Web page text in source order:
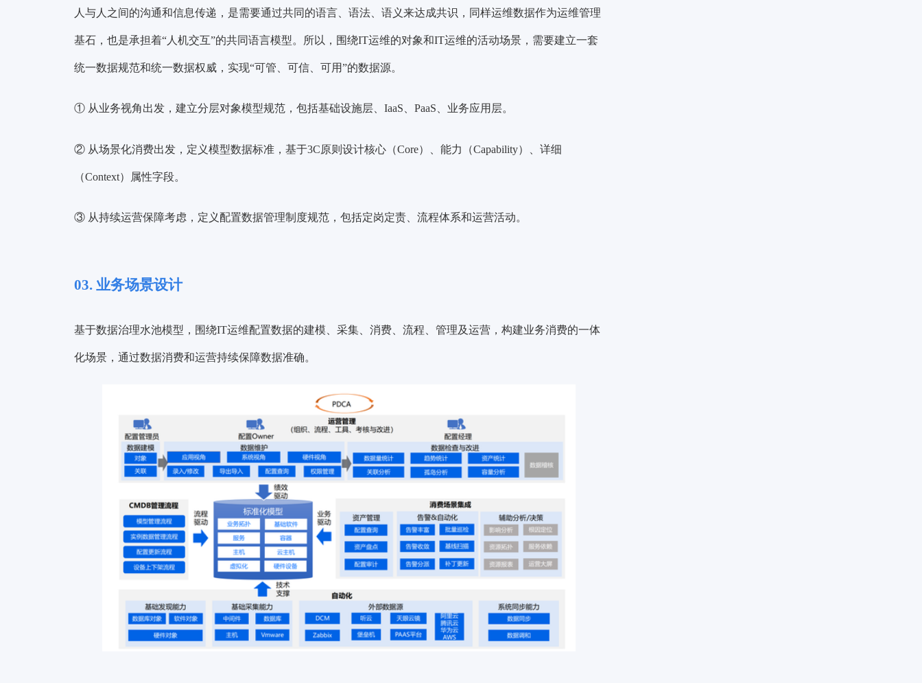
人与人之间的沟通和信息传递，是需要通过共同的语言、语法、语义来达成共识，同样运维数据作为运维管理
基石，也是承担着“人机交互”的共同语言模型。所以，围绕IT运维的对象和IT运维的活动场景，需要建立一套
统一数据规范和统一数据权威，实现“可管、可信、可用”的数据源。
① 从业务视角出发，建立分层对象模型规范，包括基础设施层、IaaS、PaaS、业务应用层。
② 从场景化消费出发，定义模型数据标准，基于3C原则设计核心（Core）、能力（Capability）、详细
（Context）属性字段。
③ 从持续运营保障考虑，定义配置数据管理制度规范，包括定岗定责、流程体系和运营活动。
03. 业务场景设计
基于数据治理水池模型，围绕IT运维配置数据的建模、采集、消费、流程、管理及运营， 构建业务消费的一体
化场景，通过数据消费和运营持续保障数据准确。